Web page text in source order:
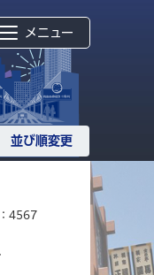
メニュー
並び順変更
4567